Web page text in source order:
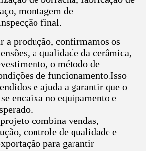
montagem de
final.
a produção, confirmamos os
a qualidade da cerâmica,
o método de
de funcionamento.Isso
e ajuda a garantir que o
encaixa no equipamento e
combina vendas,
controle de qualidade e
para garantir